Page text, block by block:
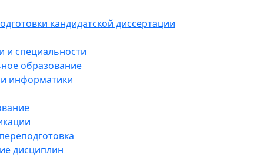
кандидатской диссертации
и специальности
образование
информатики
дисциплин